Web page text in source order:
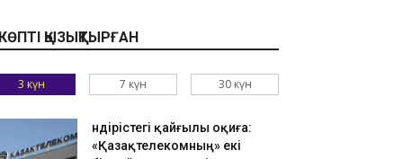
тобының әншісі Кенжебек Жанәбілов
18:20
әшкереленді
18:07
КӨПТІ ҚЫЗЫҚТЫРҒАН
3 күн 7 күн 30 күн
Өндірістегі қайғылы оқиға:
«Қазақтелекомның» екі